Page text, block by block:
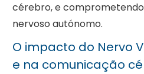
cérebro, e
nervoso autónomo.
O impacto do Nervo
e na comunicação